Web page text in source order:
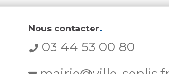
Nous contacter.
03 44 53 00 80